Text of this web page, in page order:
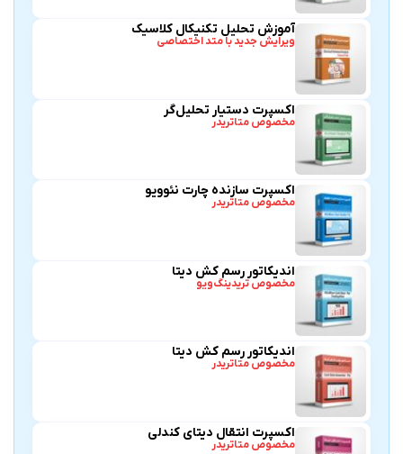
آموزش تحلیل تکنیکال کلاسیک
ویرایش جدید با متد اختصاصی
اکسپرت دستیار تحلیل‌گر
مخصوص متاتریدر
اکسپرت سازنده چارت نئوویو
مخصوص متاتریدر
اندیکاتور رسم کش دیتا
مخصوص تریدینگ‌ویو
اندیکاتور رسم کش دیتا
مخصوص متاتریدر
اکسپرت انتقال دیتای کندلی
مخصوص متاتریدر